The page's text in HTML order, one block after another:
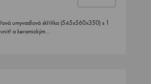
umyvadlová skříňka (545x560x350) s 1
a keramickým…